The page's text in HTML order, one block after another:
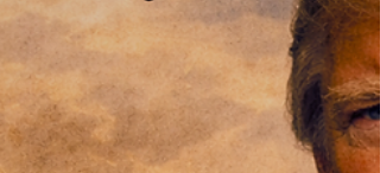
lleno. Son venezolanos exiliados. Contrastes que
duelen. Me siento en el primer lugar libre que
encuentro, habíamos visitado el Parque Tayrona,
allá por el norte de Colombia. Mi compañero de
asiento resultó ser un curioso venezolano que me
abordó con preguntas a penas sentarme. Y claro,
éramos muy distintos, la curiosidad brotaba d